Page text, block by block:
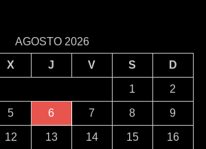
AGOSTO 2026
X J V S D
1 2
5 6 7 8 9
12 13 14 15 16